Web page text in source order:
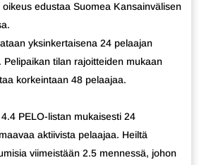
edustaa Suomea Kansainvälisen
yksinkertaisena 24 pelaajan
Pelipaikan tilan rajoitteiden mukaan
korkeintaan 48 pelaajaa.
PELO-listan mukaisesti 24
aktiivista pelaajaa. Heiltä
viimeistään 2.5 mennessä, johon